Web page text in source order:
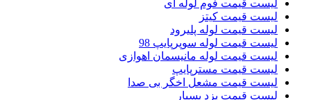
لیست قیمت فوم لوله ای
لیست قیمت کیتز
لیست قیمت لوله پلیرود
لیست قیمت لوله سوپرپایپ 98
لیست قیمت لوله مانیسمان اهوازی
لیست قیمت مسترپایپ
لیست قیمت مشعل اخگر بی صدا
لیست قیمت یزد بسپار